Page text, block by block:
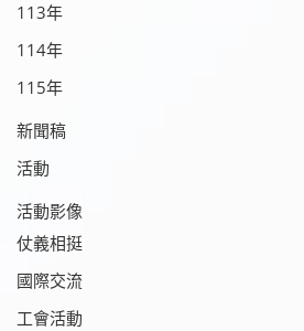
113年
114年
115年
新聞稿
活動
活動影像
仗義相挺
國際交流
工會活動